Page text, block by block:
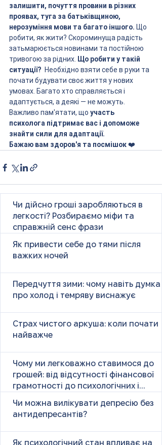
залишити, почуття провини в різних
проявах, туга за батьківщиною,
нерозуміння мови та багато іншого. Що
робити, як жити? Скороминуща радість
затьмарюється новинами та постійною
тривогою за рідних. Що робити у такій
ситуації?
  Необхідно взяти себе в руки та
почати будувати своє життя у нових
умовах. Багато хто справляється і
адаптується, а деякі — не можуть.
Важливо пам'ятати, що участь
психолога підтримає вас і допоможе
знайти сили для адаптації.
Бажаю вам здоров'я та посмішок ❤️
Чи дійсно гроші заробляються в
легкості? Розбираємо міфи та
справжній сенс фрази
Як привести себе до тями після
важких ночей
Передчуття зими: чому навіть думка
про холод і темряву виснажує
Страх чистого аркуша: коли почати
найважче
Чому ми легковажно ставимося до
грошей: від відсутності фінансової
грамотності до психологічних і
Чи можна вилікувати депресію без
антидепресантів?
Як психологічний стан впливає на